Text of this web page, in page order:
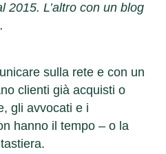
2015. L’altro con un blog
sulla rete e con un
clienti già acquisti o
gli avvocati e i
hanno il tempo – o la